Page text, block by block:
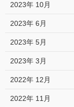
2023年 10月
2023年 6月
2023年 5月
2023年 3月
2022年 12月
2022年 11月